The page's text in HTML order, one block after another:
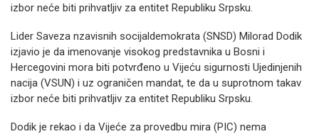
izbor neće biti prihvatljiv za entitet Republiku Srpsku.
Lider Saveza nzavisnih socijaldemokrata (SNSD) Milorad Dodik
izjavio je da imenovanje visokog predstavnika u Bosni i
Hercegovini mora biti potvrđeno u Vijeću sigurnosti Ujedinjenih
nacija (VSUN) i uz ograničen mandat, te da u suprotnom takav
izbor neće biti prihvatljiv za entitet Republiku Srpsku.
Dodik je rekao i da Vijeće za provedbu mira (PIC) nema